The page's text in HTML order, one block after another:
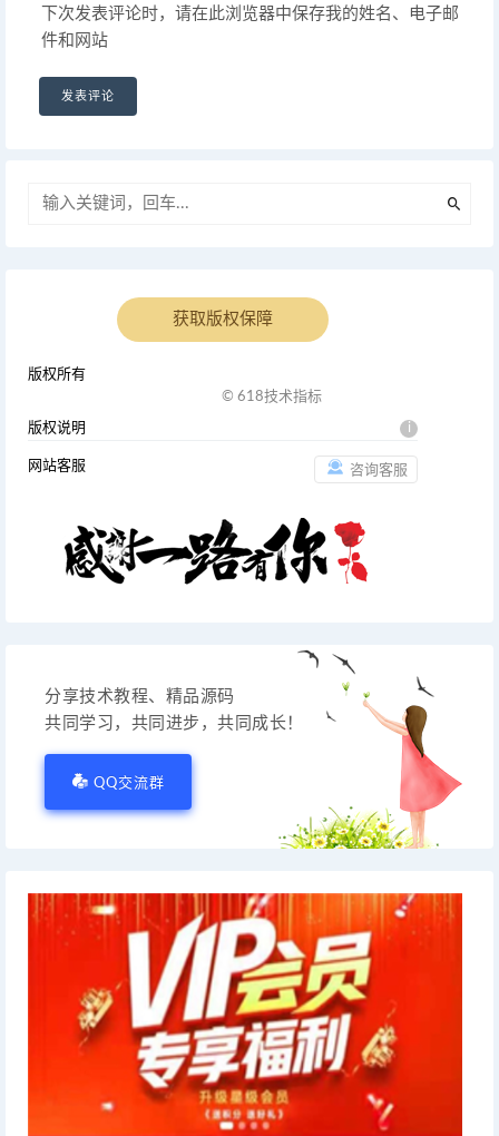
下次发表评论时，请在此浏览器中保存我的姓名、电子邮
件和网站
获取版权保障
版权所有
© 618技术指标
版权说明 i
网站客服 咨询客服
分享技术教程、精品源码
共同学习，共同进步，共同成长！
QQ交流群